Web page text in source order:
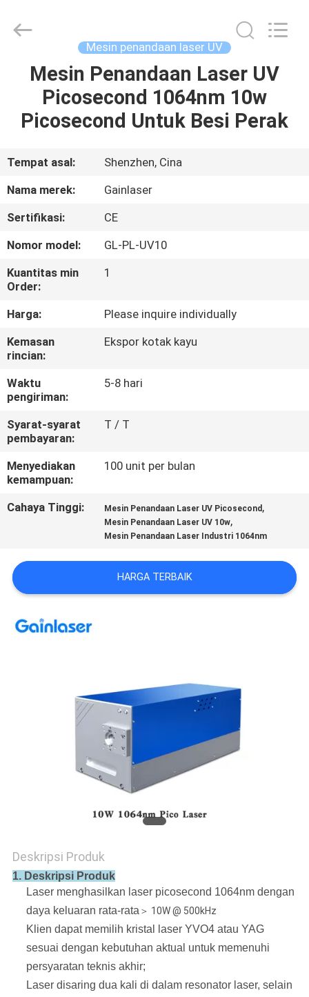
RUMAH
PRODUK
TENTANG
KAMI
TUR
PABRIK
KONTROL
KUALITAS
HUBUNGI
KAMI
PERMINTAAN
SITEMAP
POLICY
Laser
Technology
Mesin penandaan laser UV
Mesin Penandaan Laser UV
Picosecond 1064nm 10w
Picosecond Untuk Besi Perak
Tempat asal:
Shenzhen, Cina
Nama merek:
Gainlaser
Sertifikasi:
CE
Nomor model:
GL-PL-UV10
Kuantitas min
Order:
1
Harga:
Please inquire individually
Kemasan
rincian:
Ekspor kotak kayu
Waktu
pengiriman:
5-8 hari
Syarat-syarat
pembayaran:
T / T
Menyediakan
kemampuan:
100 unit per bulan
Cahaya Tinggi: Mesin Penandaan Laser UV Picosecond ,
Mesin Penandaan Laser UV 10w,
Mesin Penandaan Laser Industri 1064nm
HARGA TERBAIK
Deskripsi Produk
1. Deskripsi Produk
Laser menghasilkan laser picosecond 1064nm dengan
daya keluaran rata-rata＞ 10W @ 500kHz
Klien dapat memilih kristal laser YVO4 atau YAG
sesuai dengan kebutuhan aktual untuk memenuhi
persyaratan teknis akhir;
Laser disaring dua kali di dalam resonator laser, selain